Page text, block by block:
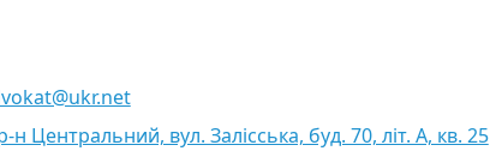
Центральний, вул. Залісська, буд. 70, літ. А, кв. 25